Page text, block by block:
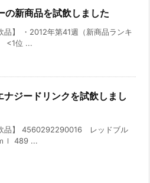
の新商品を試飲しました
品】 ・2012年第41週（新商品ランキ
<1位 ...
ジードリンクを試飲しまし
飲品】 4560292290016 レッドブル
ｌ 489 ...